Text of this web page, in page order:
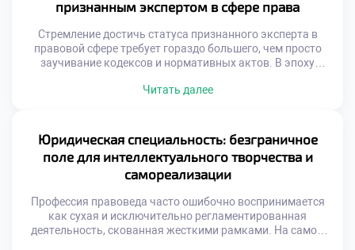
признанным экспертом в сфере права
Стремление достичь статуса признанного эксперта в
правовой сфере требует гораздо большего, чем просто
заучивание кодексов и нормативных актов. В эпоху
будущему специалисту необходимо оттачивать
обучение в московском техникуме становится тем самым
надежным трамплином, который закладывает прочный
фундамент для превращения амбициозного студента […]
Читать далее
Юридическая специальность: безграничное
поле для интеллектуального творчества и
самореализации
Профессия правоведа часто ошибочно воспринимается
как сухая и исключительно регламентированная
деятельность, скованная жесткими рамками. На самом